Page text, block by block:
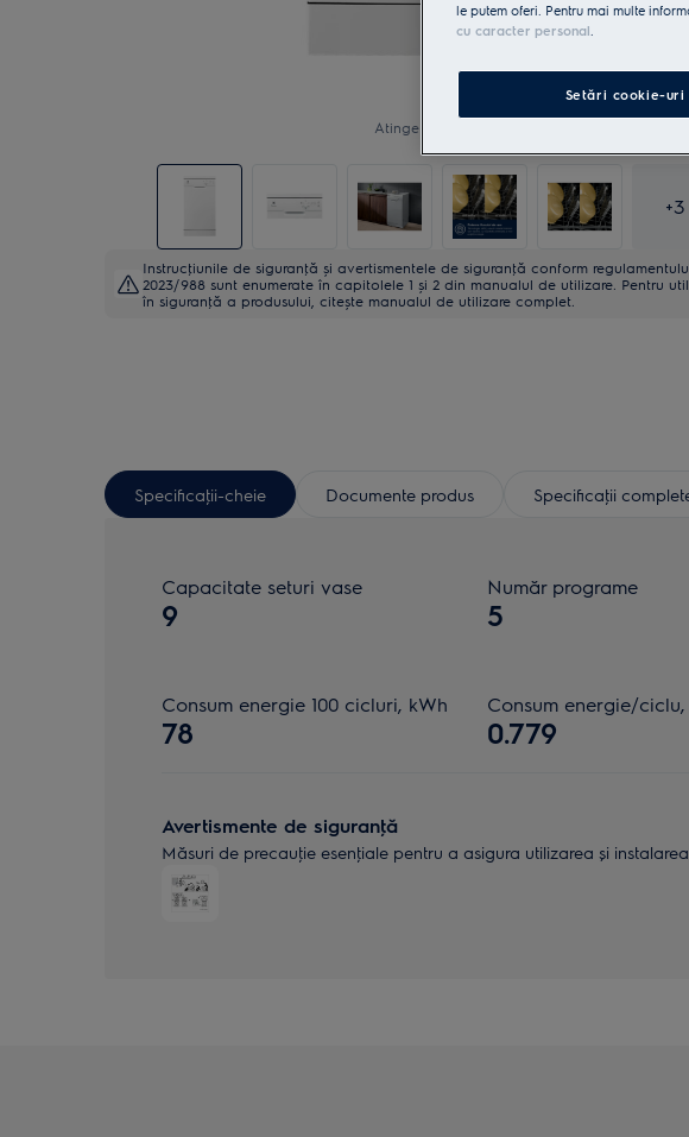
Atinge pentru zoom
+3
Instrucţiunile de siguranţă și avertismentele de siguranţă conform
2023/988 sunt enumerate în capitolele 1 și 2 din manualul de utilizare. Pentru
în siguranţă a produsului, citește manualul de utilizare complet.
Specificaţii-cheie Documente produs Specificaţii
Capacitate seturi vase
9
Număr programe
5
Consum energie 100 cicluri, kWh
78
Consum energie/
0.779
Avertismente de siguranţă
Măsuri de precauţie esenţiale pentru a asigura utilizarea și
le putem oferi. Pentru mai multe
cu caracter personal.
Setări cookie-uri